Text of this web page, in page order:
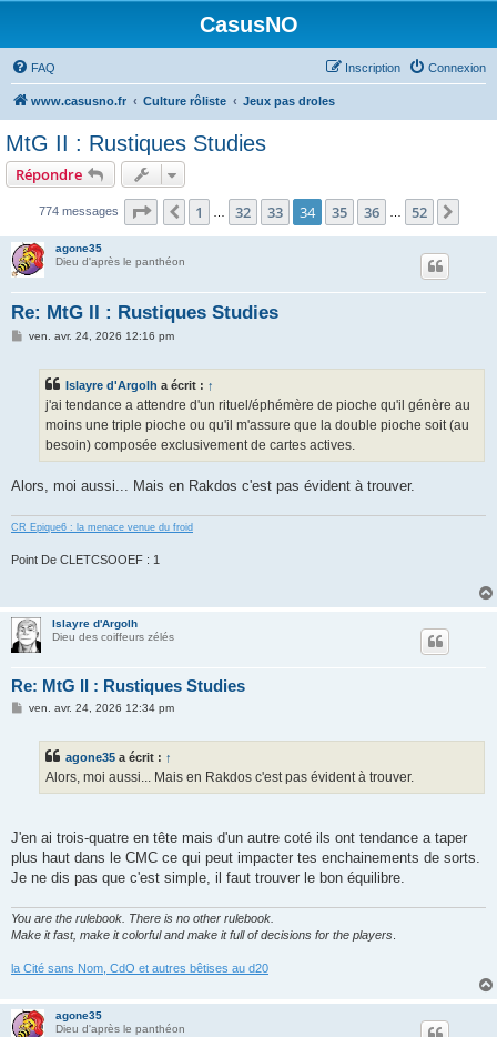
CasusNO
FAQ Connexion
Inscription
www.casusno.fr Culture rôliste Jeux pas droles
MtG II : Rustiques Studies
Répondre
774 messages Page 34 sur 52
Précédent
1 32 33 34 35 36 52
agone35
Dieu d'après le panthéon
Re: MtG II : Rustiques Studies
Mven. avr. 24, 2026 12:16 pm
Islayre d'Argolh a écrit : ↑
j'ai tendance a attendre d'un rituel/éphémère de pioche qu'il génère au
moins une triple pioche ou qu'il m'assure que la double pioche soit (au
besoin) composée exclusivement de cartes actives.
Alors, moi aussi... Mais en Rakdos c'est pas évident à trouver.
CR Epique6 : la menace venue du froid
Point De CLETCSOOEF : 1
Islayre d'Argolh
Dieu des coiffeurs zélés
Re: MtG II : Rustiques Studies
Mven. avr. 24, 2026 12:34 pm
agone35 a écrit : ↑
Alors, moi aussi... Mais en Rakdos c'est pas évident à trouver.
J'en ai trois-quatre en tête mais d'un autre coté ils ont tendance a taper
plus haut dans le CMC ce qui peut impacter tes enchainements de sorts.
Je ne dis pas que c'est simple, il faut trouver le bon équilibre.
You are the rulebook. There is no other rulebook.
Make it fast, make it colorful and make it full of decisions for the players
la Cité sans Nom, CdO et autres bêtises au d20
agone35
Dieu d'après le panthéon